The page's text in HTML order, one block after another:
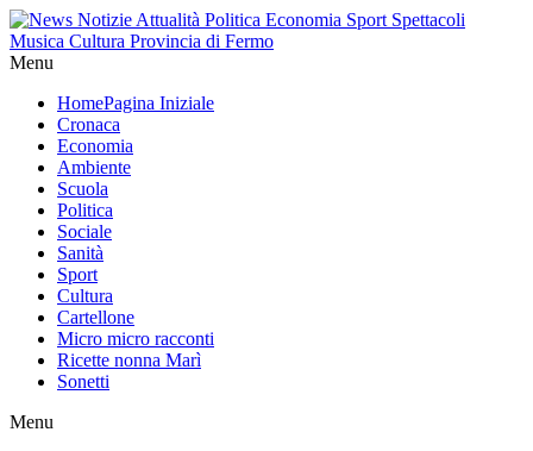
Menu
HomePagina Iniziale
Cronaca
Economia
Ambiente
Scuola
Politica
Sociale
Sanità
Sport
Cultura
Cartellone
Micro micro racconti
Ricette nonna Marì
Sonetti
Menu